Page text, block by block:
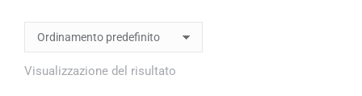
Visualizzazione del risultato